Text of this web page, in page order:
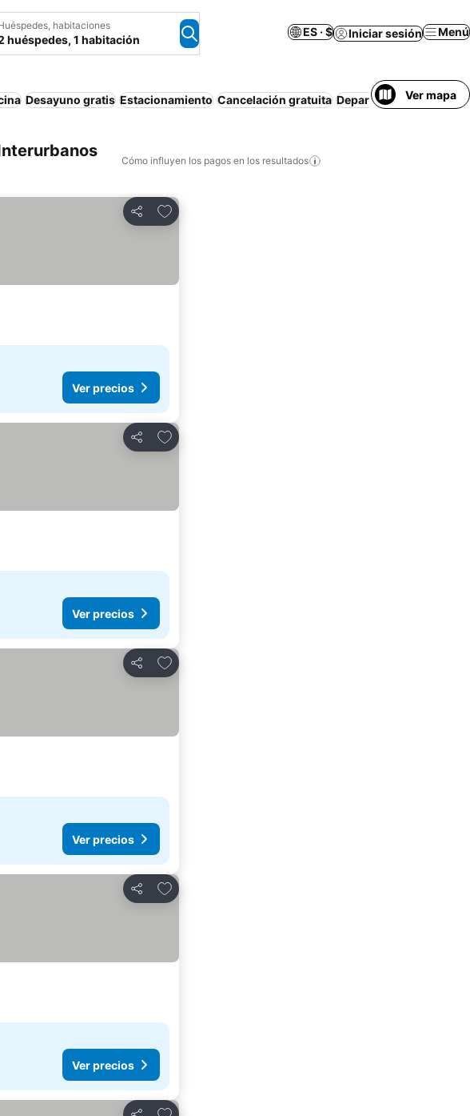
habitaciones
huéspedes, 1 habitación
ES · $ Iniciar sesión Menú
Desayuno gratis Estacionamiento Cancelación gratuita Departamento equipado
Ver mapa
Cómo influyen los pagos en los resultados
Compartir
Añadir a favoritos
Ver precios
Compartir
Añadir a favoritos
Ver precios
Compartir
Añadir a favoritos
Ver precios
Compartir
Añadir a favoritos
Ver precios
Añadir a favoritos